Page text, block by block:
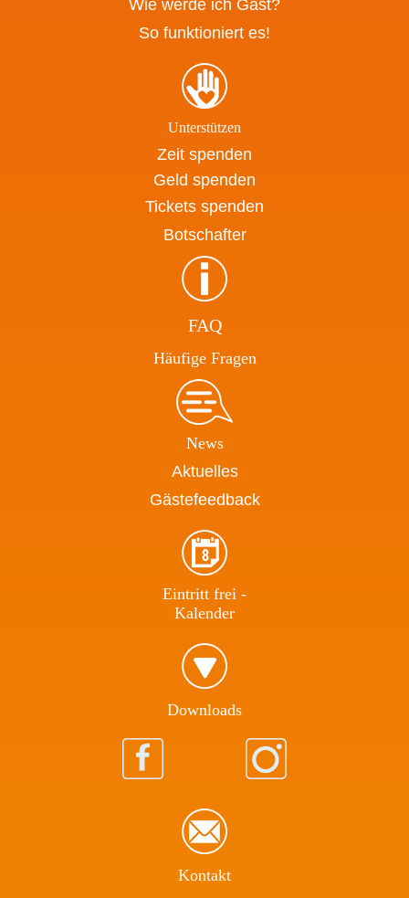
Wie werde ich Gast?
So funktioniert es!
Unterstützen
Zeit spenden
Geld spenden
Tickets spenden
Botschafter
FAQ
Häufige Fragen
News
Aktuelles
Gästefeedback
Eintritt frei -
Kalender
Download​s
Kontakt